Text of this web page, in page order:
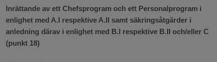
Inrättande av ett Chefsprogram och ett Personalprogram i
enlighet med A.I respektive A.II samt säkringsåtgärder i
anledning därav i enlighet med B.I respektive B.II och/eller C
(punkt 18)